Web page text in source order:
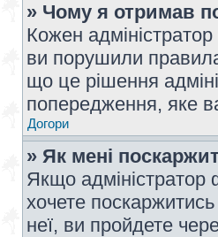
» Чому я отримав
Кожен
ви порушили
що це рішення
попередження, яке
Догори
» Як мені
Якщо
хочете
неї, ви пройдете